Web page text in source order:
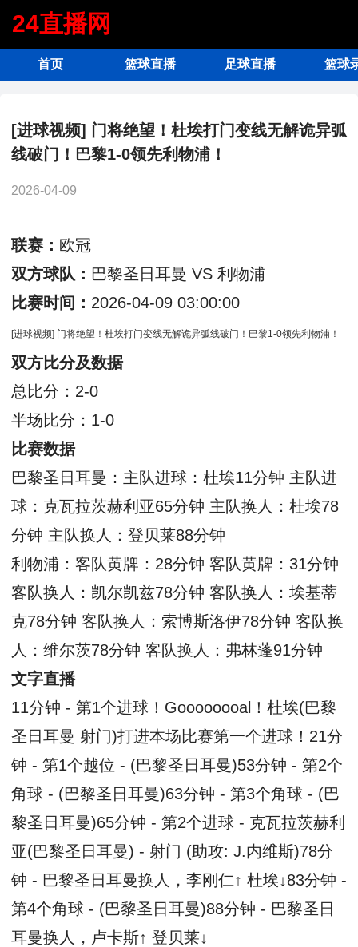
24直播网
首页 篮球直播 足球直播 篮球
[进球视频] 门将绝望！杜埃打门变线无解诡异弧
线破门！巴黎1-0领先利物浦！
2026-04-09
联赛： 欧冠
双方球队： 巴黎圣日耳曼 VS 利物浦
比赛时间： 2026-04-09 03:00:00
[进球视频] 门将绝望！杜埃打门变线无解诡异弧线破门！巴黎1-0领先利物浦！
双方比分及数据
总比分：2-0
半场比分：1-0
比赛数据
巴黎圣日耳曼：主队进球：杜埃11分钟 主队进
球：克瓦拉茨赫利亚65分钟 主队换人：杜埃78
分钟 主队换人：登贝莱88分钟
利物浦：客队黄牌：28分钟 客队黄牌：31分钟
客队换人：凯尔凯兹78分钟 客队换人：埃基蒂
克78分钟 客队换人：索博斯洛伊78分钟 客队换
人：维尔茨78分钟 客队换人：弗林蓬91分钟
文字直播
11分钟 - 第1个进球！Goooooooal！杜埃(巴黎
圣日耳曼 射门)打进本场比赛第一个进球！21分
钟 - 第1个越位 - (巴黎圣日耳曼)53分钟 - 第2个
角球 - (巴黎圣日耳曼)63分钟 - 第3个角球 - (巴
黎圣日耳曼)65分钟 - 第2个进球 - 克瓦拉茨赫利
亚(巴黎圣日耳曼) - 射门 (助攻: J.内维斯)78分
钟 - 巴黎圣日耳曼换人，李刚仁↑ 杜埃↓83分钟 -
第4个角球 - (巴黎圣日耳曼)88分钟 - 巴黎圣日
耳曼换人，卢卡斯↑ 登贝莱↓